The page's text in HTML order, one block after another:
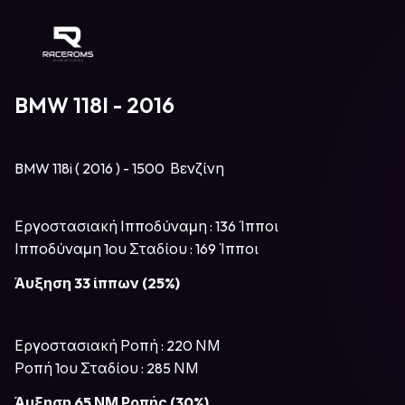
Raceroms
BMW 118I - 2016
BMW 118i ( 2016 ) - 1500 Βενζίνη
Εργοστασιακή Ιπποδύναμη : 136 Ίπποι
Ιπποδύναμη 1ου Σταδίου : 169 Ίπποι
Άυξηση 33 ίππων (25%)
Εργοστασιακή Ροπή : 220 ΝΜ
Ροπή 1ου Σταδίου : 285 ΝΜ